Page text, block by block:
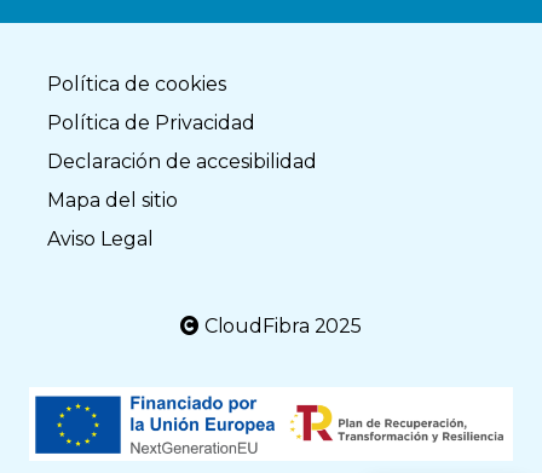
Política de cookies
Política de Privacidad
Declaración de accesibilidad
Mapa del sitio
Aviso Legal
CloudFibra 2025